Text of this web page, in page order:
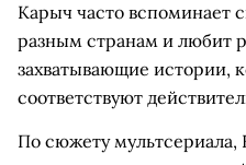
Карыч часто вспоминает
разным странам и любит
захватывающие истории,
соответствуют
По сюжету мультсериала,